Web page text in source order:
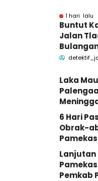
1 hari lalu
Buntut
Jalan
di
Laka
6 Hari
Obrak-
Lanjutan
Pemkab